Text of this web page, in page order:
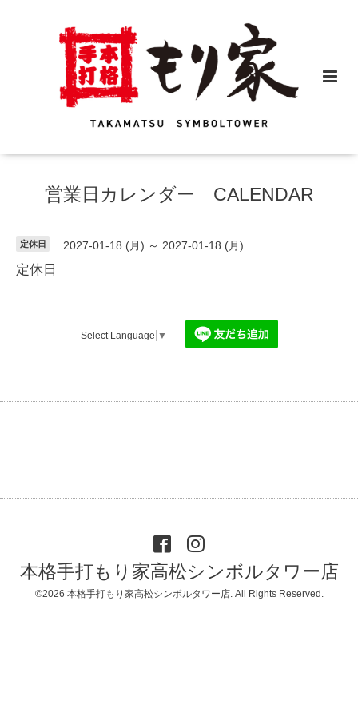
営業日カレンダー CALENDAR
定休日 2027-01-18 (月) ～ 2027-01-18 (月)
定休日
Select Language ▼
本格手打もり家高松シンボルタワー店
©2026 本格手打もり家高松シンボルタワー店. All Rights Reserved.